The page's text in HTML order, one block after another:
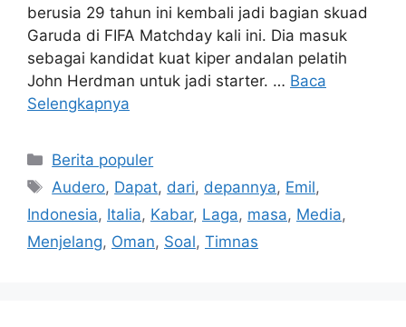
berusia 29 tahun ini kembali jadi bagian skuad
Garuda di FIFA Matchday kali ini. Dia masuk
sebagai kandidat kuat kiper andalan pelatih
John Herdman untuk jadi starter. … Baca
Selengkapnya
Kategori
Berita populer
Tag
Audero, Dapat, dari, depannya, Emil,
Indonesia, Italia, Kabar, Laga, masa, Media,
Menjelang, Oman, Soal, Timnas